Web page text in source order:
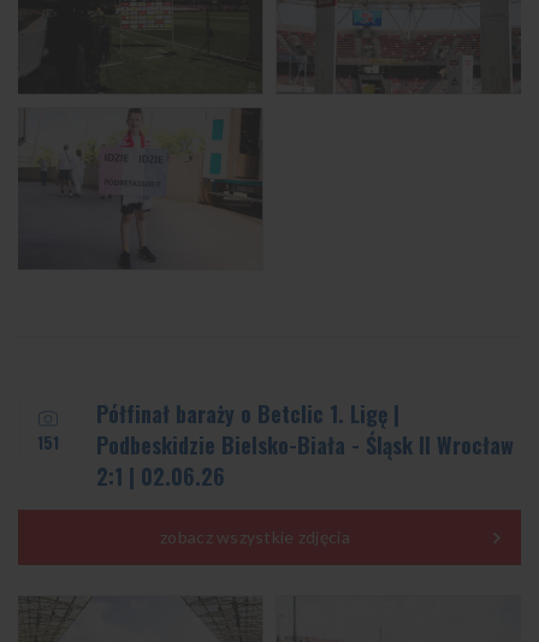
151
Półfinał baraży o Betclic 1. Ligę |
Podbeskidzie Bielsko-Biała - Śląsk II Wrocław
2:1 | 02.06.26
zobacz wszystkie zdjęcia